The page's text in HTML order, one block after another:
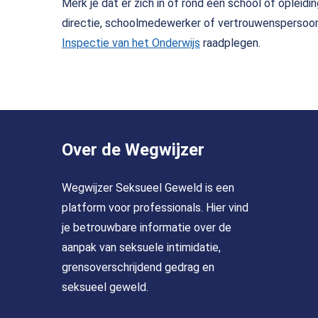
ondersteunen bij het zoeken naar de juiste hulp,
ook de
leidraad ‘Zo klein als mogelijk zo groot
jeugdverpleegkundige of jeugdarts voor advies
meldcode. De afdeling Jeugdgezondheidszorg
aandachtsfunctionarissen Huiselijk geweld &
Interesse? Vraag de kaart op bij
Merk je dat er zich in of rond een school of
directie, schoolmedewerker of
Inspectie van het Onderwijs (Opent in een nieuw
raadplegen.
Over de Wegwijzer
Wegwijzer Seksueel Geweld is een
platform voor professionals. Hier vind
je betrouwbare informatie over de
aanpak van seksuele intimidatie,
grensoverschrijdend gedrag en
seksueel geweld.